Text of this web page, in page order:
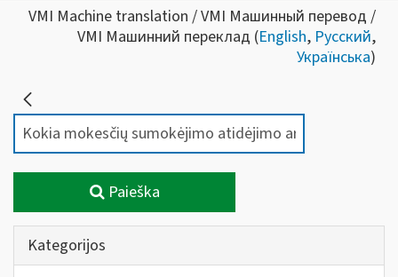
VMI Machine translation / VMI Машинный перевод /
VMI Машинний переклад (English, Русский,
Українська)
Paieška
Kategorijos